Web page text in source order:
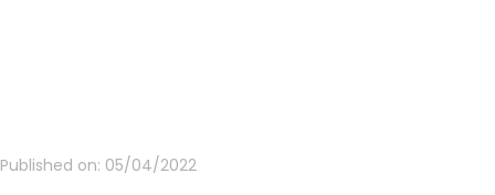
Published on: 05/04/2022